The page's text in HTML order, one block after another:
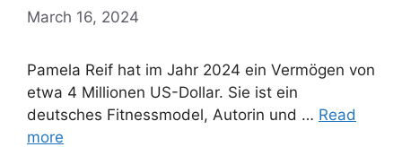
March 16, 2024
Pamela Reif hat im Jahr 2024 ein Vermögen von
etwa 4 Millionen US-Dollar. Sie ist ein
deutsches Fitnessmodel, Autorin und … Read
more